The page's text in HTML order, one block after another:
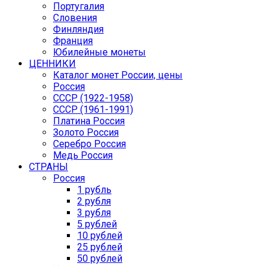
Португалия
Словения
Финляндия
Франция
Юбилейные монеты
ЦЕННИКИ
Каталог монет России, цены
Россия
СССР (1922-1958)
CCCР (1961-1991)
Платина Россия
Золото Россия
Серебро Россия
Медь Россия
СТРАНЫ
Россия
1 рубль
2 рубля
3 рубля
5 рублей
10 рублей
25 рублей
50 рублей